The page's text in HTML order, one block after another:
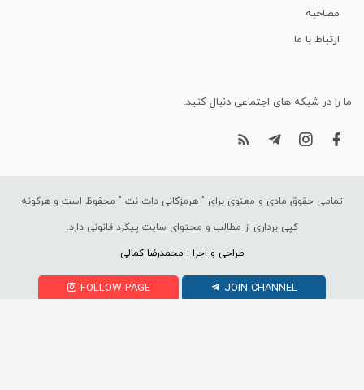
مصاحبه
ارتباط با ما
ما را در شبکه های اجتماعی دنبال کنید.
تمامی حقوق مادی و معنوی برای " هرمزگانی دات نت " محفوظ است و هرگونه
کپی برداری از مطالب و محتوای سایت پیگرد قانونی دارد.
طراحی و اجرا : محمدرضا کمالی
FOLLOW PAGE JOIN CHANNEL